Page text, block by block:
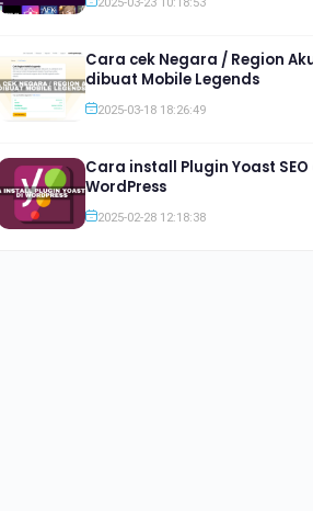
Cara cek Negara / Region
dibuat Mobile Legends
2025-03-18 18:26:49
Cara install Plugin Yoast SEO
WordPress
2025-02-28 12:18:38